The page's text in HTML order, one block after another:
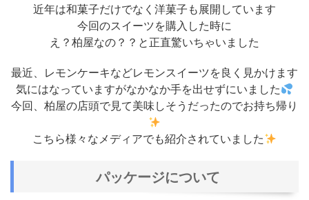
近年は和菓子だけでなく洋菓子も展開しています
今回のスイーツを購入した時に
え？柏屋なの？？と正直驚いちゃいました
最近、レモンケーキなどレモンスイーツを良く見かけます
気にはなっていますがなかなか手を出せずにいました
今回、柏屋の店頭で見て美味しそうだったのでお持ち帰り
こちら様々なメディアでも紹介されていました
パッケージについて